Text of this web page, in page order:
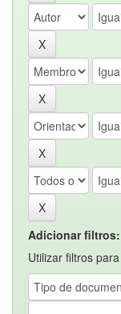
Adicionar filtros:
Utilizar filtros